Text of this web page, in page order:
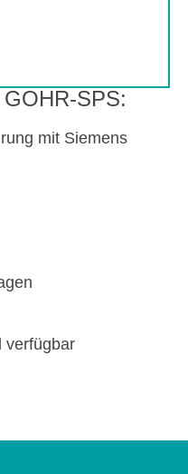
SPS:
mit Siemens
verfügbar